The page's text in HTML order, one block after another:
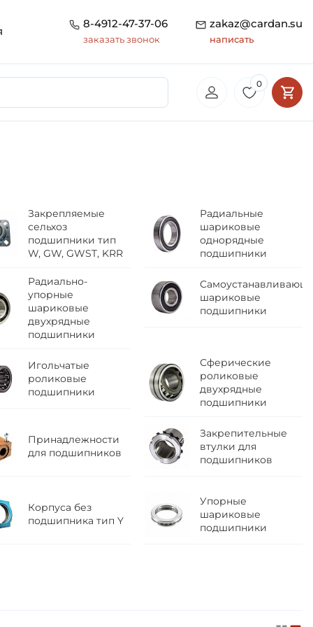
8-4912-47-37-06
заказать звонок
zakaz@cardan.su
написать
0
Закрепляемые
сельхоз
подшипники тип
W, GW, GWST, KRR
Радиальные
шариковые
однорядные
подшипники
Радиально-
упорные
шариковые
двухрядные
подшипники
шариковые
подшипники
Игольчатые
роликовые
подшипники
Сферические
роликовые
двухрядные
подшипники
Принадлежности
для подшипников
Закрепительные
втулки для
подшипников
Корпуса без
подшипника тип Y
Упорные
шариковые
подшипники